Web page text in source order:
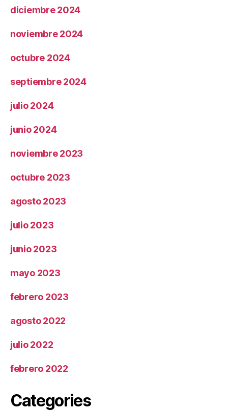
diciembre 2024
noviembre 2024
octubre 2024
septiembre 2024
julio 2024
junio 2024
noviembre 2023
octubre 2023
agosto 2023
julio 2023
junio 2023
mayo 2023
febrero 2023
agosto 2022
julio 2022
febrero 2022
Categories